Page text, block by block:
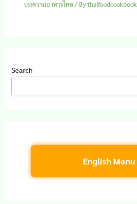
บทความอาหารไทย/ Bythaifoodcookbook
Search
English Menu